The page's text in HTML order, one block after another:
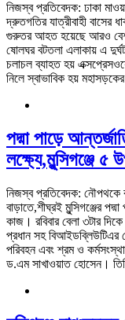
নিজস্ব প্রতিবেদক: ঢাকা
দ্রুতগতির যাত্রীবাহী বাসের
গুরুতর আহত হয়েছে আরও বেশ
ষোলঘর বটতলা এলাকায় এ
চলাচল ব্যাহত হয়
নিলে স্বাভাবিক হয়
পদ্মা পাড়ে
লক্ষ্যে,মুন্সিগঞ্জে ৫
নিজস্ব প্রতিবেদক: নৌপথকে
বাড়াতে,শীঘ্রই মুন্সিগঞ্জের
কাজ। রবিবার বেলা ৩টার
প্রধান সহ বিআইডব্লিউটিএর
পরিবহন এবং শ্রম ও
ড.এম সাখাওয়াত হোসেন।